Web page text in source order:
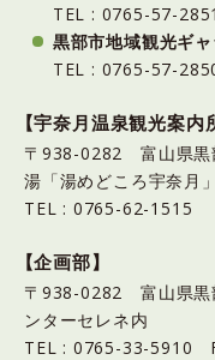
TEL : 0765-57-2851
黒部市地域観光ギ
TEL : 0765-57-
【宇奈月温泉観光案内
〒938-0282 富山県黒
湯「湯めどころ宇奈月
TEL : 0765-62-1515
【企画部】
〒938-0282 富山県黒
ンターセレネ内
TEL : 0765-33-5910